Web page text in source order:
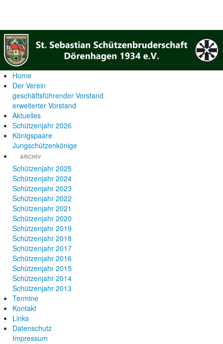
Home
Der Verein
geschäftsführender Vorstand
erweiterter Vorstand
Aktuelles
Schützenjahr 2026
Königspaare
Jungschützenkönige
ARCHIV
Schützenjahr 2025
Schützenjahr 2024
Schützenjahr 2023
Schützenjahr 2022
Schützenjahr 2021
Schützenjahr 2020
Schützenjahr 2019
Schützenjahr 2018
Schützenjahr 2017
Schützenjahr 2016
Schützenjahr 2015
Schützenjahr 2014
Schützenjahr 2013
Termine
Kontakt
Links
Datenschutz
Impressum